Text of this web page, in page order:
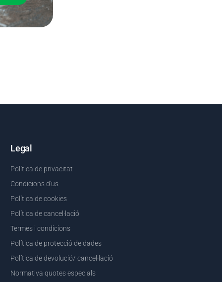
Legal
Política de privacitat
Condicions d'us
Política de cookies
Política de cancel·lació
Termes i condicions
Política de protecció de dades
Política de devolució/ cancel·lació
Normativa quotes especials